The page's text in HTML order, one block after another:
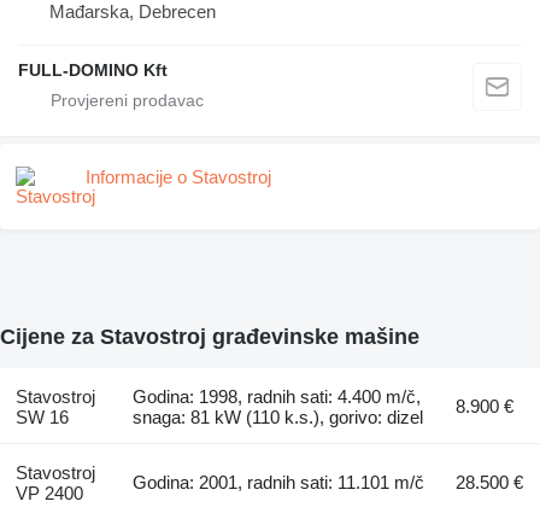
Mađarska, Debrecen
FULL-DOMINO Kft
Informacije o Stavostroj
Cijene za Stavostroj građevinske mašine
Stavostroj
SW 16
Godina: 1998, radnih sati: 4.400 m/č,
snaga: 81 kW (110 k.s.), gorivo: dizel
8.900 €
Stavostroj
VP 2400
Godina: 2001, radnih sati: 11.101 m/č 28.500 €